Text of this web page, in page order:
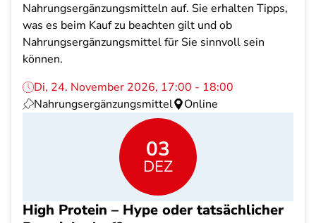
Nahrungsergänzungsmitteln auf. Sie erhalten Tipps,
was es beim Kauf zu beachten gilt und ob
Nahrungsergänzungsmittel für Sie sinnvoll sein
können.
Di, 24. November 2026, 17:00 - 18:00
Nahrungsergänzungsmittel
Online
03
DEZ
High Protein – Hype oder tatsächlicher